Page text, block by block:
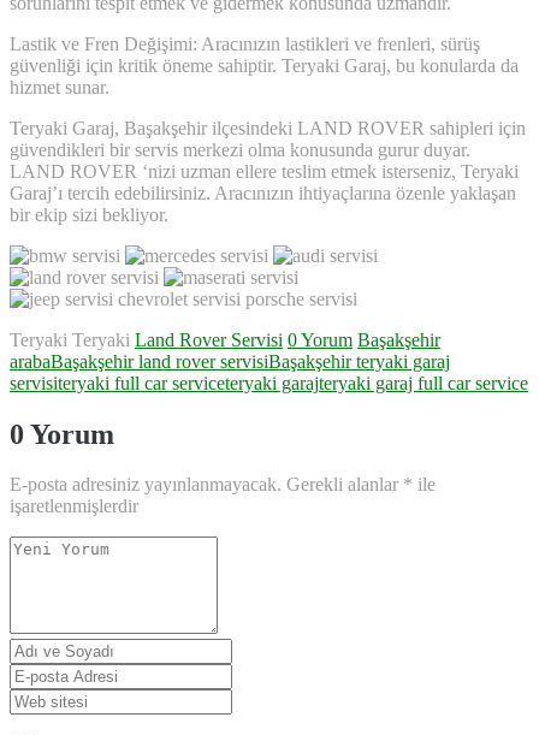
Lastik ve Fren Değişimi: Aracınızın lastikleri ve frenleri, sürüş
güvenliği için kritik öneme sahiptir. Teryaki Garaj, bu konularda da
hizmet sunar.
Teryaki Garaj, Başakşehir ilçesindeki LAND ROVER sahipleri için
güvendikleri bir servis merkezi olma konusunda gurur duyar.
LAND ROVER ‘nizi uzman ellere teslim etmek isterseniz, Teryaki
Garaj’ı tercih edebilirsiniz. Aracınızın ihtiyaçlarına özenle yaklaşan
bir ekip sizi bekliyor.
Teryaki Teryaki Land Rover Servisi 0 Yorum Başakşehir
arabaBaşakşehir land rover servisiBaşakşehir teryaki garaj
servisiteryaki full car serviceteryaki garajteryaki garaj full car service
0 Yorum
E-posta adresiniz yayınlanmayacak. Gerekli alanlar * ile
işaretlenmişlerdir
Yorumunuz*
Adı
ve
Soyadı*
E-
posta
Adresi*
Web
sitesi